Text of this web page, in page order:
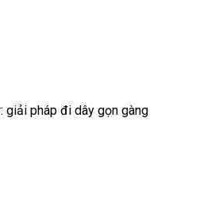
giải pháp đi dây gọn gàng